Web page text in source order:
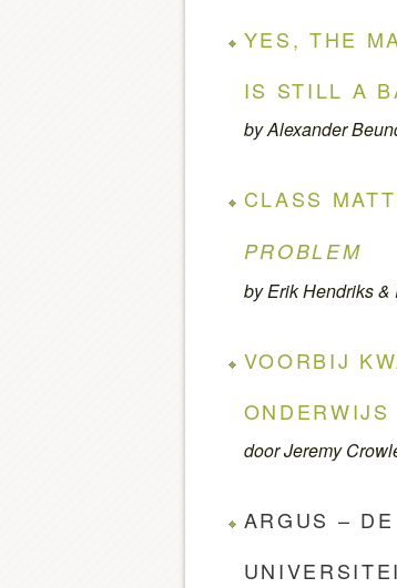
YES, THE
IS STILL A
by Alexander
CLASS
PROBLEM
by Erik Hendriks &
VOORBIJ
ONDERWIJS
door Jeremy
ARGUS –